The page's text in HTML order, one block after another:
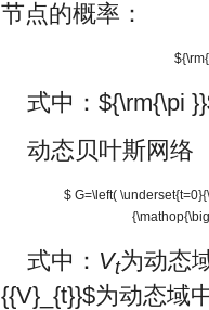
节点的概率：
式中： ${\rm{\pi
动态贝叶斯网络
$ G=\left(
式中： Vt为动态
{{V}_{t}}$为动态域